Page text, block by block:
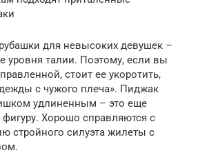
для невысоких девушек –
уровня талии. Поэтому, если вы
стоит ее укоротить,
с чужого плеча». Пиджак
удлиненным – это еще
фигуру. Хорошо справляются с
стройного силуэта жилеты с